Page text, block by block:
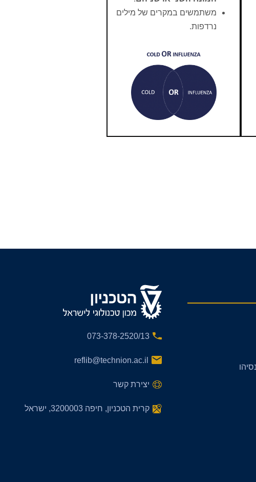
משתמשים במקרים של מילים
נרדפות.
073-378-2520/13
reflib@technion.ac.il
יצירת קשר
קרית הטכניון, חיפה 3200003, ישראל